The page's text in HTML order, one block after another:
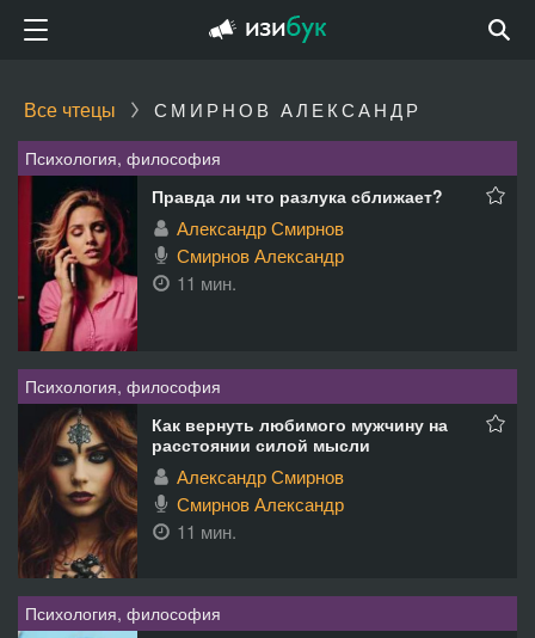
Все чтецы СМИРНОВ АЛЕКСАНДР
Психология, философия
Правда ли что разлука сближает?
Александр Смирнов
Смирнов Александр
11 мин.
Психология, философия
Как вернуть любимого мужчину на
расстоянии силой мысли
Александр Смирнов
Смирнов Александр
11 мин.
Психология, философия